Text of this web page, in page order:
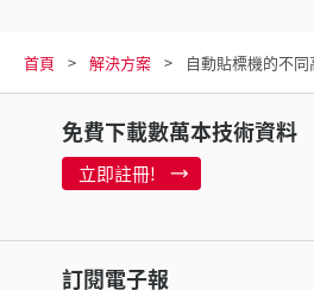
首頁 解決方案 自動貼標機的不
免費下載數萬本技術資料
立即註冊!
訂閱電子報